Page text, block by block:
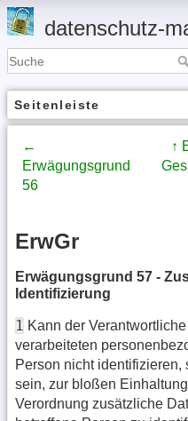
datenschutz-
Seitenleiste
←
Erwägungsgrund
56
↑
ErwGr
Erwägungsgrund 57 -
Identifizierung
1 Kann der
verarbeiteten
Person nicht
sein, zur bloßen
Verordnung zusätzliche